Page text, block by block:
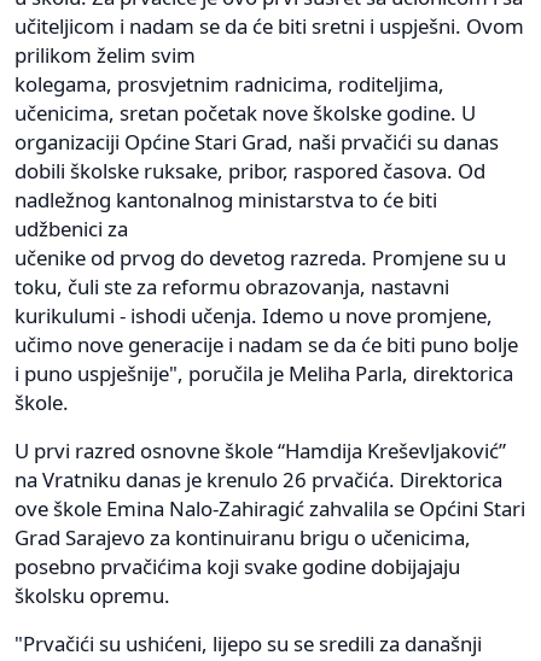
učiteljicom i nadam se da će biti sretni i uspješni. Ovom
prilikom želim svim
kolegama, prosvjetnim radnicima, roditeljima,
učenicima, sretan početak nove školske godine. U
organizaciji Općine Stari Grad, naši prvačići su danas
dobili školske ruksake, pribor, raspored časova. Od
nadležnog kantonalnog ministarstva to će biti
udžbenici za
učenike od prvog do devetog razreda. Promjene su u
toku, čuli ste za reformu obrazovanja, nastavni
kurikulumi - ishodi učenja. Idemo u nove promjene,
učimo nove generacije i nadam se da će biti puno bolje
i puno uspješnije", poručila je Meliha Parla, direktorica
škole.
U prvi razred osnovne škole “Hamdija Kreševljaković”
na Vratniku danas je krenulo 26 prvačića. Direktorica
ove škole Emina Nalo-Zahiragić zahvalila se Općini Stari
Grad Sarajevo za kontinuiranu brigu o učenicima,
posebno prvačićima koji svake godine dobijajaju
školsku opremu.
"Prvačići su ushićeni, lijepo su se sredili za današnji